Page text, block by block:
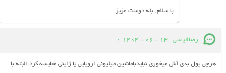
با سلام. بله دوست عزیز
رضاالیاسی 13 - 06 - 1404
:
هرچی پول بدی آش میخوری نبایدباماشین میلیونی اروپایی یا ژاپنی مقایسه کرد.البته با